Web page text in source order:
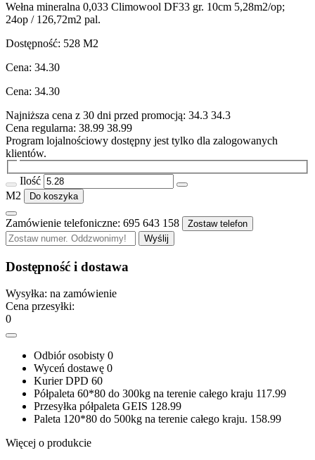
Wełna mineralna 0,033 Climowool DF33 gr. 10cm 5,28m2/op;
24op / 126,72m2 pal.
Dostępność: 528 M2
Cena: 34.30
Cena: 34.30
Najniższa cena z 30 dni przed promocją: 34.3 34.3
Cena regularna: 38.99 38.99
Program lojalnościowy dostępny jest tylko dla zalogowanych
klientów.
Ilość
M2
Do koszyka
Zamówienie telefoniczne: 695 643 158
Zostaw telefon
Wyślij
Dostępność i dostawa
Wysyłka: na zamówienie
Cena przesyłki:
0
Odbiór osobisty 0
Wyceń dostawę 0
Kurier DPD 60
Półpaleta 60*80 do 300kg na terenie całego kraju 117.99
Przesyłka półpaleta GEIS 128.99
Paleta 120*80 do 500kg na terenie całego kraju. 158.99
Więcej o produkcie